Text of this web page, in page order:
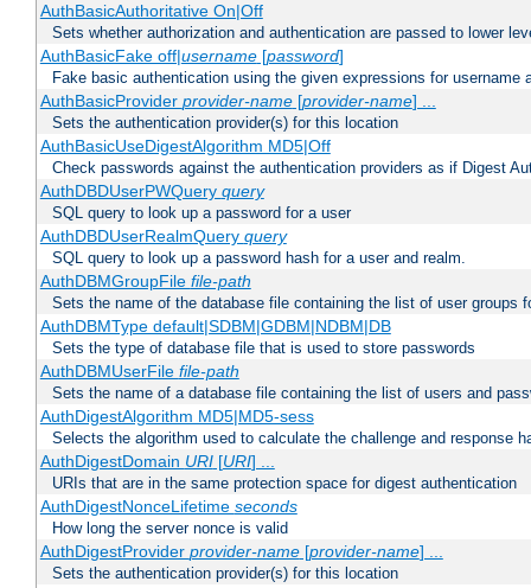
AuthBasicAuthoritative On|Off
Sets whether authorization and authentication are passed to lower
AuthBasicFake off|username[password]
Fake basic authentication using the given expressions for username
AuthBasicProvider provider-name[provider-name] ...
Sets the authentication provider(s) for this location
AuthBasicUseDigestAlgorithm MD5|Off
Check passwords against the authentication providers as if Digest
AuthDBDUserPWQuery query
SQL query to look up a password for a user
AuthDBDUserRealmQuery query
SQL query to look up a password hash for a user and realm.
AuthDBMGroupFile file-path
Sets the name of the database file containing the list of user groups
AuthDBMType default|SDBM|GDBM|NDBM|DB
Sets the type of database file that is used to store passwords
AuthDBMUserFile file-path
Sets the name of a database file containing the list of users and
AuthDigestAlgorithm MD5|MD5-sess
Selects the algorithm used to calculate the challenge and response
AuthDigestDomain URI[URI] ...
URIs that are in the same protection space for digest authentication
AuthDigestNonceLifetime seconds
How long the server nonce is valid
AuthDigestProvider provider-name[provider-name] ...
Sets the authentication provider(s) for this location